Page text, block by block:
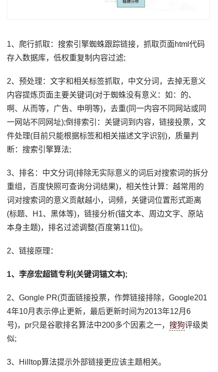
1、爬行抓取：搜索引擎蜘蛛跟踪链接，抓取页面html代码
存入数据库，低权重复制内容过滤;
2、预处理：文字和相关标签抓取，中文分词，去掉无意义
内容提炼页面主要关键词(对于蜘蛛没有意义：如：的、
啊、从而等，广告、申明等)，去重(同一内容不同网站或同
一网站不同网址);倒排索引：关键词到内容，链接投票，文
件处理(目前只能根据标签和相关描述文字识别)，质量判
断：搜索引擎算法;
3、排名：中文分词(排除无实际意义的词后对搜索词的拆分
重组，百度快照可查询分词结果)，相关性计算：越常用的
词对搜索词的意义贡献越小，词频，关键词位置形式距离
(标题、H1、黑体等)，链接分析(锚文本、周边文字、原站
本身主题)，排名过滤调整(百度第11位)。
2、链接原理：
1、李彦宏超链专利(关键词锚文本);
2、Gongle PR(页面链接投票，作弊链接排除，Google201
4年10月表示停止更新，最后更新时间为2013年12月6
号)，pr只是谷歌排名算法中200多个因素之一，搜狗评级类
似;
3、Hilltop算法提示外部链接更应该主题相关。